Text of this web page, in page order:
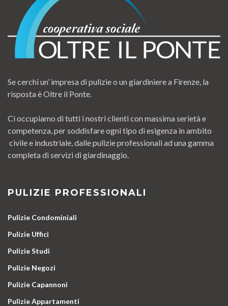
Se cerchi un’ impresa di pulizie o un giardiniere a Firenze, la
risposta è Oltre il Ponte.
Ci occupiamo di tutti i nostri clienti con massima serietà e
competenza, per soddisfare ogni tipo di esigenza in ambito
civile e industriale, dalle pulizie professionali ad una gamma
completa di servizi di giardinaggio.
PULIZIE PROFESSIONALI
Pulizie Condominiali
Pulizie Uffici
Pulizie Studi
Pulizie Negozi
Pulizie Capannoni
Pulizie Appartamenti